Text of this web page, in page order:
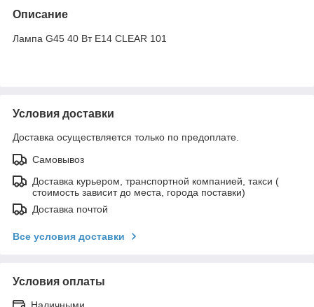
Описание
Лампа G45 40 Вт E14 CLEAR 101
Условия доставки
Доставка осуществляется только по предоплате.
Самовывоз
Доставка курьером, транспортной компанией, такси (
стоимость зависит до места, города поставки)
Доставка почтой
Все условия доставки
Условия оплаты
Наличными